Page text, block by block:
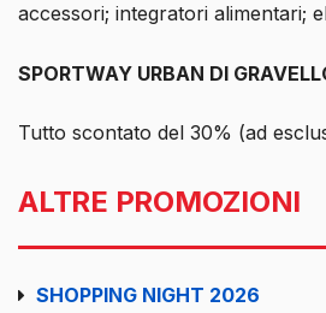
accessori; integratori alimentari;
SPORTWAY URBAN DI
Tutto scontato del 30% (ad
ALTRE PROMOZIONI
SHOPPING NIGHT 2026